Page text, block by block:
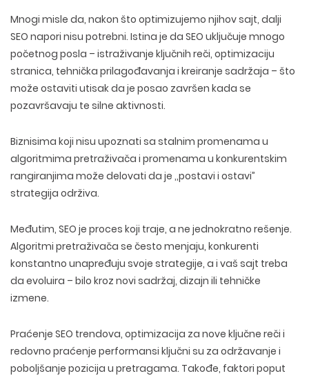
Mnogi misle da, nakon što optimizujemo njihov sajt, dalji
SEO napori nisu potrebni. Istina je da SEO uključuje mnogo
početnog posla – istraživanje ključnih reči, optimizaciju
stranica, tehnička prilagođavanja i kreiranje sadržaja – što
može ostaviti utisak da je posao završen kada se
pozavršavaju te silne aktivnosti.
Biznisima koji nisu upoznati sa stalnim promenama u
algoritmima pretraživača i promenama u konkurentskim
rangiranjima može delovati da je ‚‚postavi i ostavi”
strategija održiva.
Međutim, SEO je proces koji traje, a ne jednokratno rešenje.
Algoritmi pretraživača se često menjaju, konkurenti
konstantno unapređuju svoje strategije, a i vaš sajt treba
da evoluira – bilo kroz novi sadržaj, dizajn ili tehničke
izmene.
Praćenje SEO trendova, optimizacija za nove ključne reči i
redovno praćenje performansi ključni su za održavanje i
poboljšanje pozicija u pretragama. Takođe, faktori poput